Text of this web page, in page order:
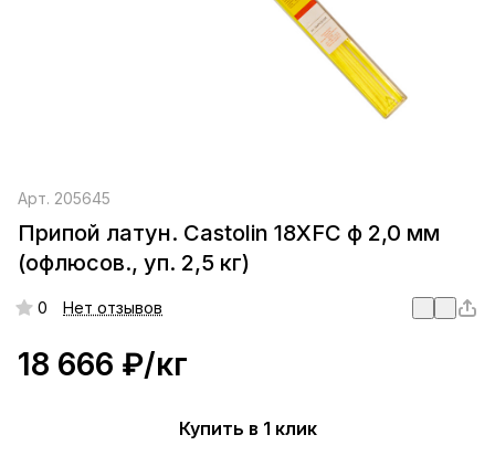
Арт. 205645
Припой латун. Castolin 18XFC ф 2,0 мм
(офлюсов., уп. 2,5 кг)
0 Нет отзывов
18 666 ₽/кг
Купить в 1 клик